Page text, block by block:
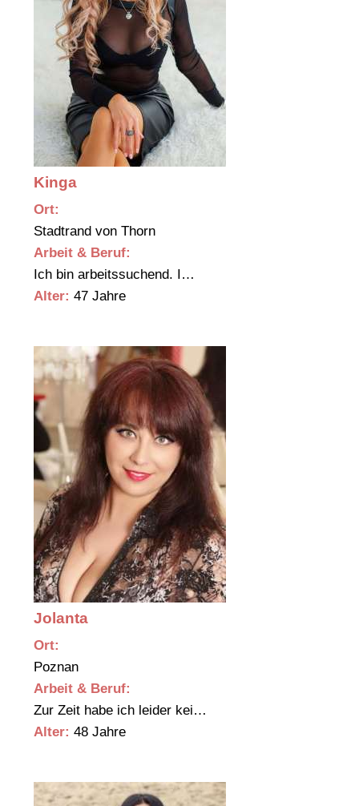
Kinga
Ort:
Stadtrand von Thorn
Arbeit & Beruf:
Ich bin arbeitssuchend. I…
Alter: 47 Jahre
Jolanta
Ort:
Poznan
Arbeit & Beruf:
Zur Zeit habe ich leider kei…
Alter: 48 Jahre